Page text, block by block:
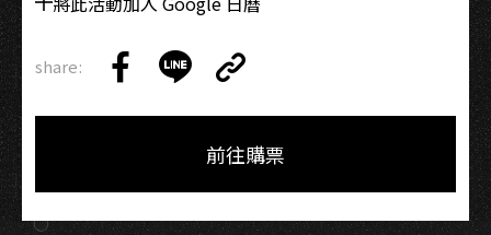
建
╳
碩
share:
on
on
Link
Copy
前往購票